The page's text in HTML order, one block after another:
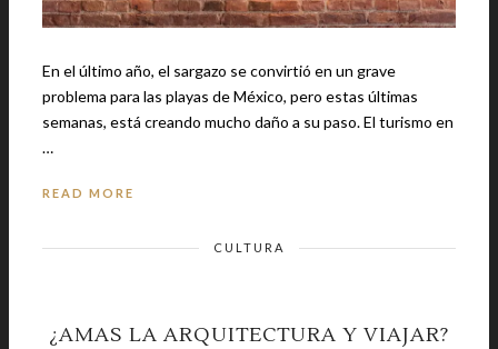
En el último año, el sargazo se convirtió en un grave
problema para las playas de México, pero estas últimas
semanas, está creando mucho daño a su paso. El turismo en
…
READ MORE
CULTURA
¿AMAS LA ARQUITECTURA Y VIAJAR?